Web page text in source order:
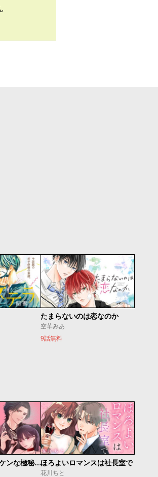
たまらないのは恋なのか
空華みあ
9話無料
ゼロ婚 ～甘くキケンな極秘任務～ほろよいロマンスは社長室で
花川ちと